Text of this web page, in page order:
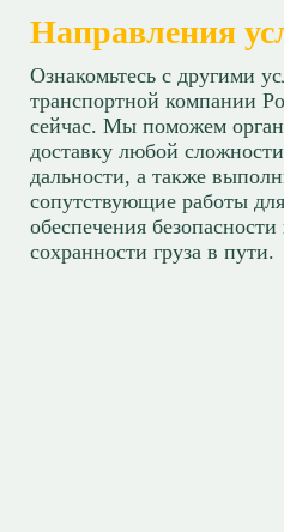
Направления
Ознакомьтесь с другими
транспортной компании
сейчас. Мы поможем
доставку любой
дальности, а также
сопутствующие работы для
обеспечения безопасности
сохранности груза в пути.